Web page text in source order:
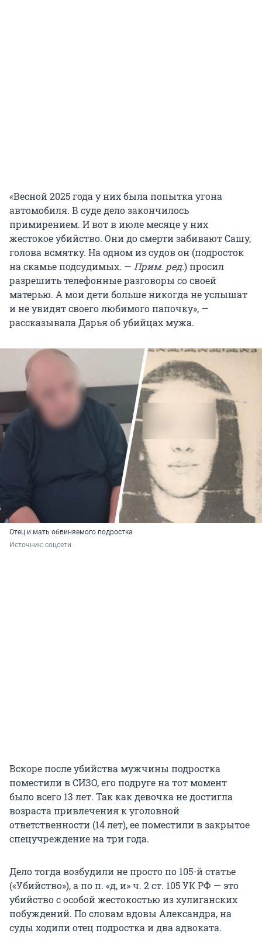
«Весной 2025 года у них была попытка угона
автомобиля. В суде дело закончилось
примирением. И вот в июле месяце у них
жестокое убийство. Они до смерти забивают Сашу,
голова всмятку. На одном из судов он (подросток
на скамье подсудимых. — Прим. ред.) просил
разрешить телефонные разговоры со своей
матерью. А мои дети больше никогда не услышат
и не увидят своего любимого папочку», —
рассказывала Дарья об убийцах мужа.
Отец и мать обвиняемого подростка
Источник: соцсети
Вскоре после убийства мужчины подростка
поместили в СИЗО, его подруге на тот момент
было всего 13 лет. Так как девочка не достигла
возраста привлечения к уголовной
ответственности (14 лет), ее поместили в закрытое
спецучреждение на три года.
Дело тогда возбудили не просто по 105-й статье
(«Убийство»), а по п. «д, и» ч. 2 ст. 105 УК РФ — это
убийство с особой жестокостью из хулиганских
побуждений. По словам вдовы Александра, на
суды ходили отец подростка и два адвоката.